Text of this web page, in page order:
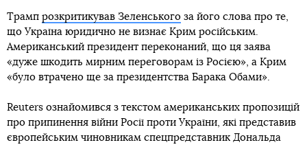
Трамп розкритикував Зеленського за його слова про те,
що Україна юридично не визнає Крим російським.
Американський президент переконаний, що ця заява
«дуже шкодить мирним переговорам із Росією», а Крим
«було втрачено ще за президентства Барака Обами».
Reuters ознайомився з текстом американських пропозицій
про припинення війни Росії проти України, які представив
європейським чиновникам спецпредставник Дональда